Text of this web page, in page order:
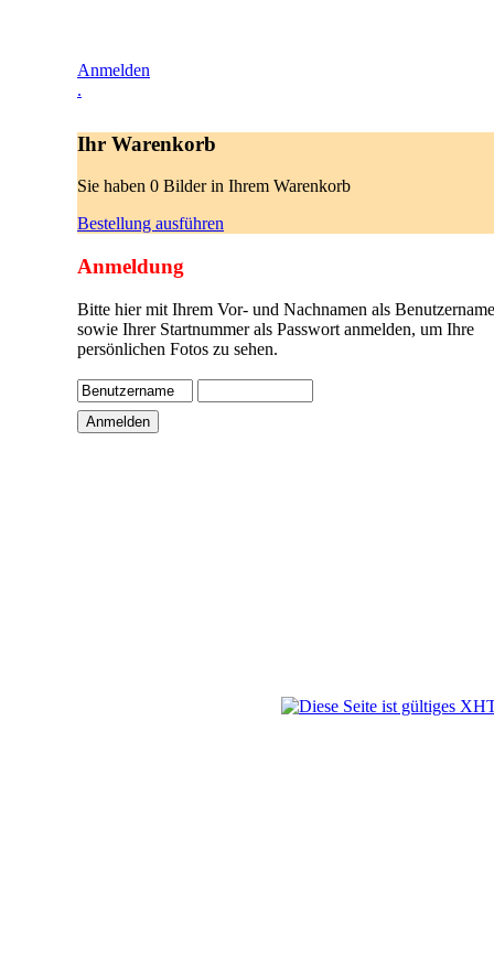
Anmelden
.
Ihr Warenkorb
Sie haben 0 Bilder in Ihrem Warenkorb
Bestellung ausführen
Anmeldung
Bitte hier mit Ihrem Vor- und Nachnamen als
sowie Ihrer Startnummer als Passwort anmelden, um Ihre
persönlichen Fotos zu sehen.